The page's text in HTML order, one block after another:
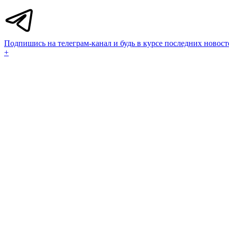
Подпишись на телеграм-канал и будь в курсе последних
+